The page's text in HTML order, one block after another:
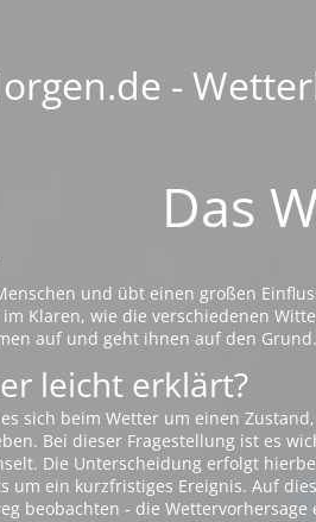
-
Das
und übt einen großen
Klaren, wie die verschiedenen
auf und geht ihnen auf den Grund.
leicht erklärt?
sich beim Wetter um einen
Bei dieser Fragestellung ist es
Die Unterscheidung erfolgt
um ein kurzfristiges Ereignis. Auf
beobachten - die